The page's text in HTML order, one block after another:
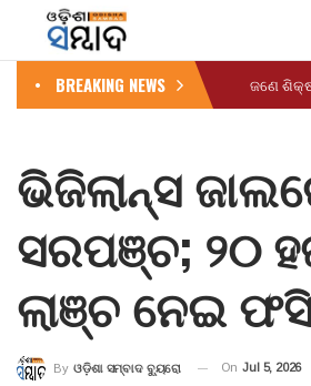
BREAKING NEWS
ଭିଜିଲାନ୍ସ
ସରପଞ୍ଚ; ୨୦
ଲାଞ୍ଚ ନେଇ
By ଓଡ଼ିଶା ସମ୍ବାଦ ବ୍ୟୁରୋ On Jul 5, 2026